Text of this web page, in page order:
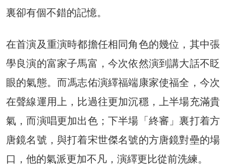
裏卻有個不錯的記憶。
在首演及重演時都擔任相同角色的幾位，其中張
學良演的富家子馬富，今次依然演到講大話不眨
眼的氣態。而馮志佑演繹福端康家使福全，今次
在聲線運用上，比過往更加沉穩，上半場充滿貴
氣，而演唱更加出色；下半場「終審」裏打着方
唐鏡名號，與打着宋世傑名號的方唐鏡對壘的場
口，他的氣派更加不凡，演繹更比從前洗練。